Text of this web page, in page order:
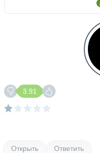
3.91
Открыть Ответить